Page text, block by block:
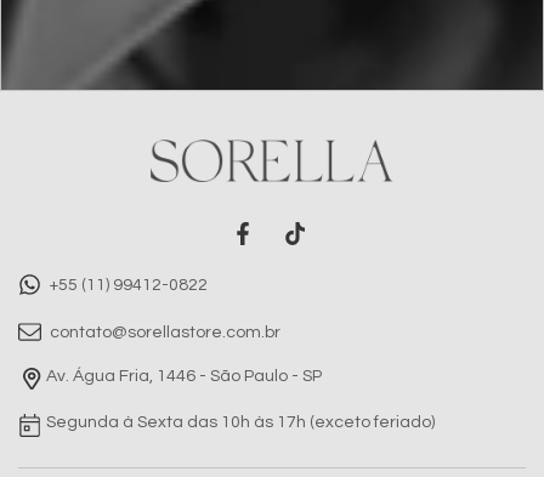
+55 (11) 99412-0822
contato@sorellastore.com.br
Av. Água Fria, 1446 - São Paulo - SP
Segunda à Sexta das 10h às 17h (exceto feriado)